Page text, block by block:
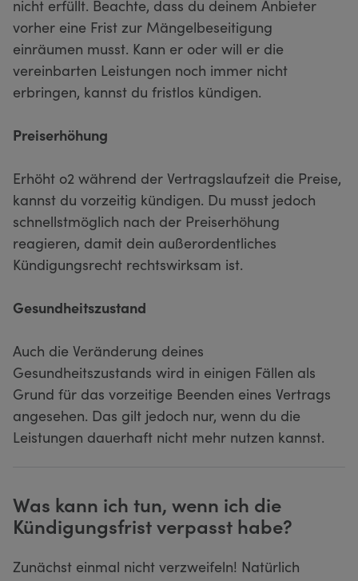
nicht erfüllt. Beachte, dass du deinem Anbieter
vorher eine Frist zur Mängelbeseitigung
einräumen musst. Kann er oder will er die
vereinbarten Leistungen noch immer nicht
erbringen, kannst du fristlos kündigen.
Preiserhöhung
Erhöht o2 während der Vertragslaufzeit die Preise,
kannst du vorzeitig kündigen. Du musst jedoch
schnellstmöglich nach der Preiserhöhung
reagieren, damit dein außerordentliches
Kündigungsrecht rechtswirksam ist.
Gesundheitszustand
Auch die Veränderung deines
Gesundheitszustands wird in einigen Fällen als
Grund für das vorzeitige Beenden eines Vertrags
angesehen. Das gilt jedoch nur, wenn du die
Leistungen dauerhaft nicht mehr nutzen kannst.
Was kann ich tun, wenn ich die
Kündigungsfrist verpasst habe?
Zunächst einmal nicht verzweifeln! Natürlich